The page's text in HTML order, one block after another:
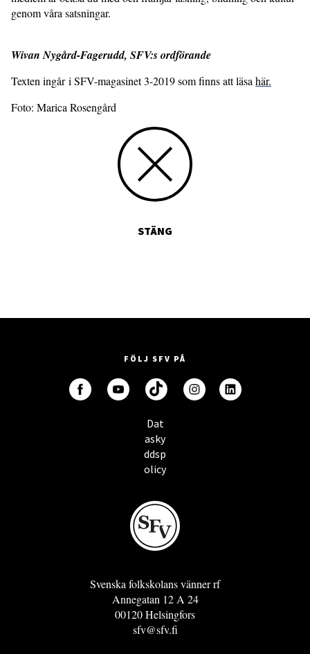
genom våra satsningar.
Wivan Nygård-Fagerudd, SFV:s ordförande
Texten ingår i SFV-magasinet 3-2019 som finns att läsa här.
Foto: Marica Rosengård
STÄNG
FÖLJ SFV PÅ
Dat
asky
ddsp
olicy
Svenska folkskolans vänner rf
Annegatan 12 A 24
00120 Helsingfors
sfv@sfv.fi